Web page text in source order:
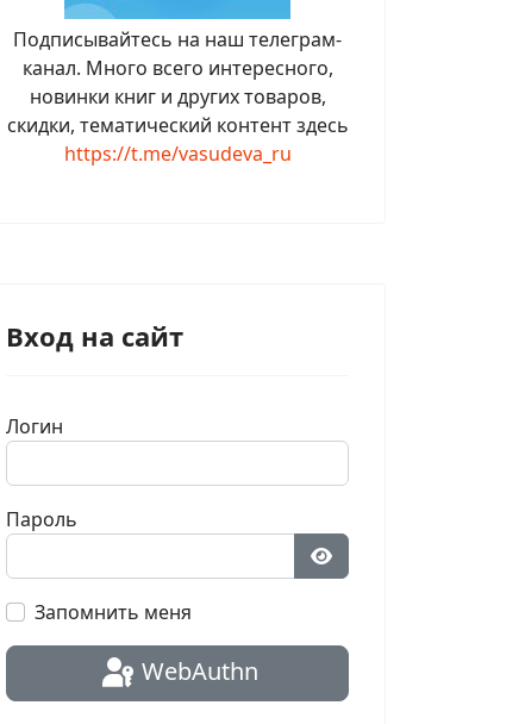
Подписывайтесь на наш телеграм-
канал. Много всего интересного,
новинки книг и других товаров,
скидки, тематический контент здесь
https://t.me/vasudeva_ru
Вход на сайт
Логин
Пароль
Показать пароль
Запомнить меня
WebAuthn